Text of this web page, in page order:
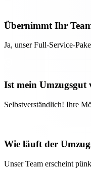
Übernimmt Ihr
Ja, unser Full-Service-
Ist mein Umzugsgut
Selbstverständlich! Ihre
Wie läuft der
Unser Team erscheint